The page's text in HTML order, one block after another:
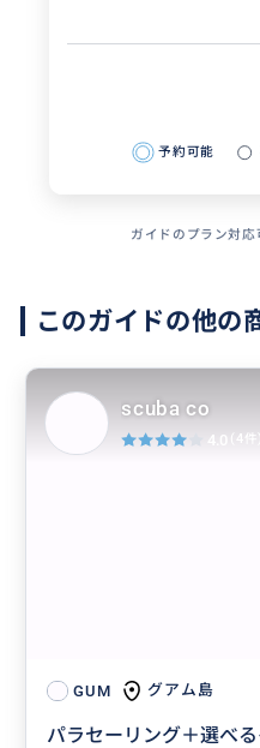
予約可能
ガイドのプラン対応
このガイドの他の
GUM グアム島
パラセーリング＋選べ
scuba co
4.0 (4件)